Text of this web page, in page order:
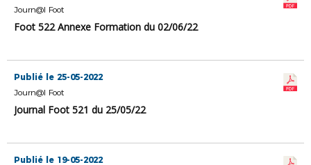
Journ@l Foot
Foot 522 Annexe Formation du 02/06/22
Publié le 25-05-2022
Journ@l Foot
Journal Foot 521 du 25/05/22
Publié le 19-05-2022